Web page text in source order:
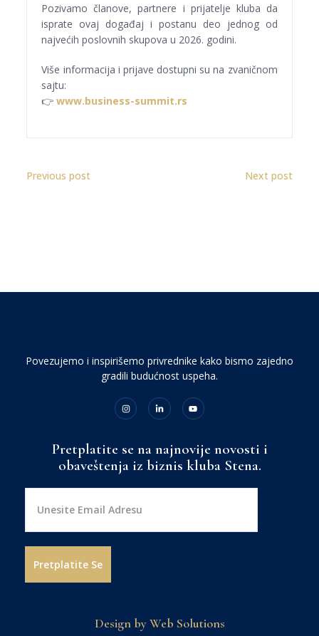
Pozivamo članove, partnere i prijatelje kluba da
isprate ovaj događaj i postanu deo jednog od
najvećih poslovnih skupova u 2026. godini.
Više informacija i prijave dostupni su na zvaničnom
sajtu:
👉www.business-summit.rs
Previous post Next post
Povezujemo i inspirišemo privrednike kako bismo zajedno
gradili budućnost uspeha.
Pretplatite se na najnovije novosti i
obaveštenja iz biznis kluba Stena.
Design by Web Solutions